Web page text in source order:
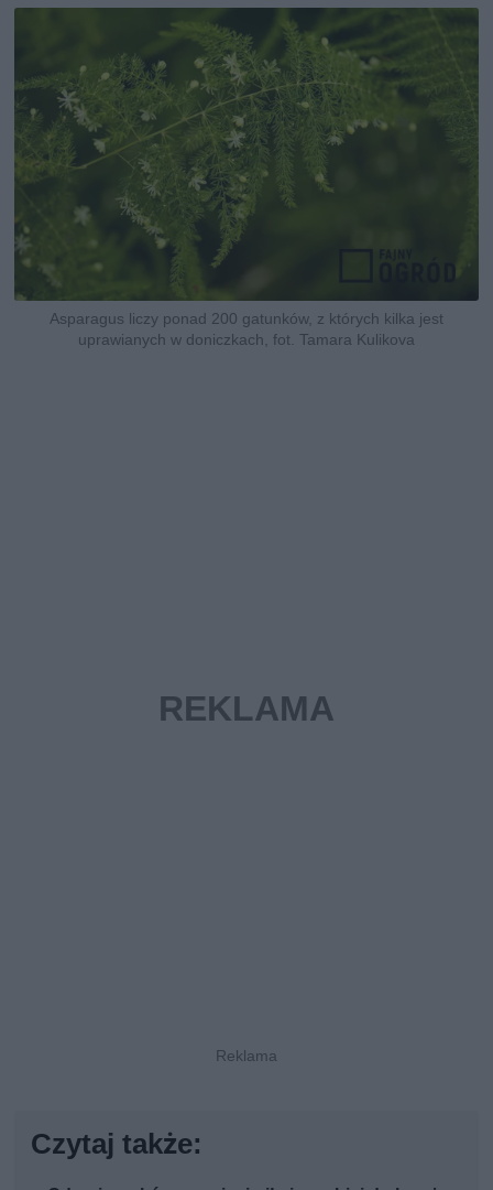
Asparagus liczy ponad 200 gatunków, z których kilka jest
uprawianych w doniczkach, fot. Tamara Kulikova
Czytaj także: